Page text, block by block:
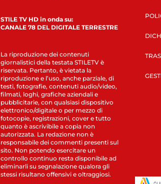
STILE TV HD in onda su:
CANALE 78 DEL DIGITALE TERRESTRE
La riproduzione dei contenuti
giornalistici della testata STILETV è
riservata. Pertanto, è vietata la
riproduzione e l’uso, anche parziale, di
testi, fotografie, contenuti audio/video,
filmati, loghi, grafiche aziendali e
pubblicitarie, con qualsiasi dispositivo
elettronico/digitale o per mezzo di
fotocopie, registrazioni, cover e tutto
quanto è ascrivibile a copia non
autorizzata. La redazione non è
responsabile dei commenti presenti sul
sito. Non potendo esercitare un
controllo continuo resta disponibile ad
eliminarli su segnalazione qualora gli
stessi risultano offensivi e oltraggiosi.